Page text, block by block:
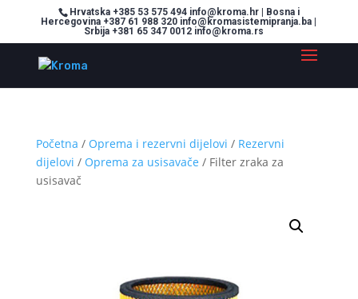
Hrvatska +385 53 575 494 info@kroma.hr | Bosna i
Hercegovina +387 61 988 320 info@kromasistemipranja.ba |
Srbija +381 65 347 0012 info@kroma.rs
Početna / Oprema i rezervni dijelovi / Rezervni
dijelovi / Oprema za usisavače / Filter zraka za
usisavač